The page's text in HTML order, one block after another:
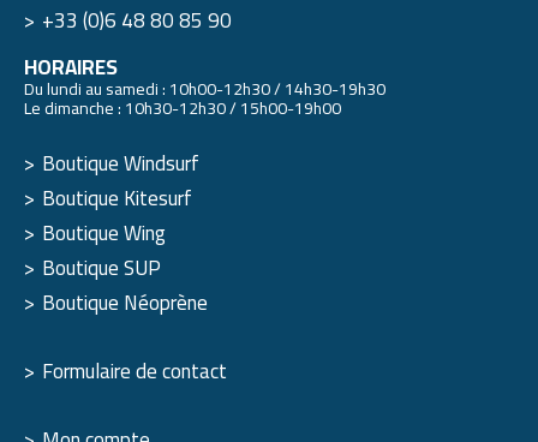
+33 (0)6 48 80 85 90
HORAIRES
Du lundi au samedi : 10h00-12h30 / 14h30-19h30
Le dimanche : 10h30-12h30 / 15h00-19h00
Boutique Windsurf
Boutique Kitesurf
Boutique Wing
Boutique SUP
Boutique Néoprène
Formulaire de contact